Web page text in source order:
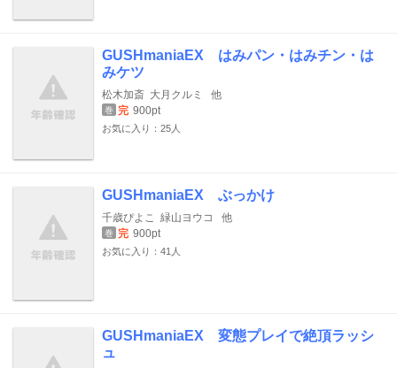
GUSHmaniaEX はみパン・はみチン・は
みケツ
松木加斎 大月クルミ 他
巻 完 900pt
お気に入り：25人
GUSHmaniaEX ぶっかけ
千歳ぴよこ 緑山ヨウコ 他
巻 完 900pt
お気に入り：41人
GUSHmaniaEX 変態プレイで絶頂ラッシ
ュ